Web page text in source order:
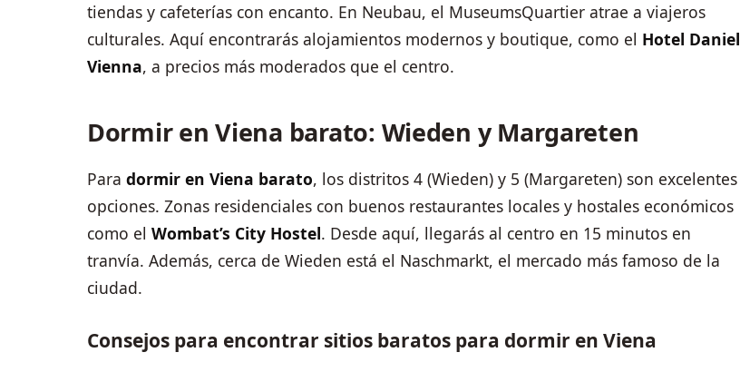
tiendas y cafeterías con encanto. En Neubau, el MuseumsQuartier atrae a viajeros
culturales. Aquí encontrarás alojamientos modernos y boutique, como el Hotel Daniel
Vienna, a precios más moderados que el centro.
Dormir en Viena barato: Wieden y Margareten
Para dormir en Viena barato, los distritos 4 (Wieden) y 5 (Margareten) son excelentes
opciones. Zonas residenciales con buenos restaurantes locales y hostales económicos
como el Wombat’s City Hostel. Desde aquí, llegarás al centro en 15 minutos en
tranvía. Además, cerca de Wieden está el Naschmarkt, el mercado más famoso de la
ciudad.
Consejos para encontrar sitios baratos para dormir en Viena